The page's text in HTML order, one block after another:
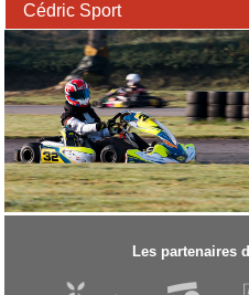
Cédric Sport
Les partenaires